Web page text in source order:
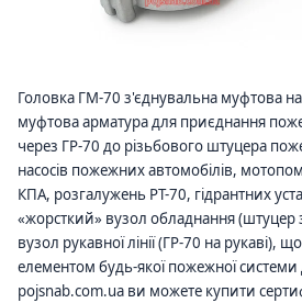
Головка ГМ-70 з'єднувальна муфтова
муфтова арматура для приєднання
через ГР-70 до різьбового штуцера
насосів пожежних автомобілів,
КПА, розгалужень РТ-70, гідрантних
«жорсткий» вузол обладнання (штуцер
вузол рукавної лінії (ГР-70 на рукаві),
елементом будь-якої пожежної
pojsnab.com.ua ви можете купити